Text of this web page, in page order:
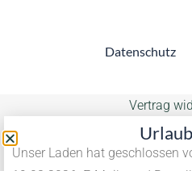
Datenschutz
Vertrag
Unser Laden hat geschlossen